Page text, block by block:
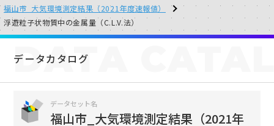
福山市_大気環境測定結果（2021年度速報値）
浮遊粒子状物質中の金属量（C.L.V.法）
データカタログ
DATA
データセット名
福山市_大気環境測定結果（2021年